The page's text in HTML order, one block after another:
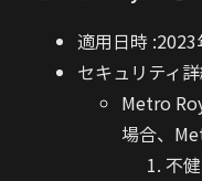
適用日時
セキュリティ
Metro
場合、
不